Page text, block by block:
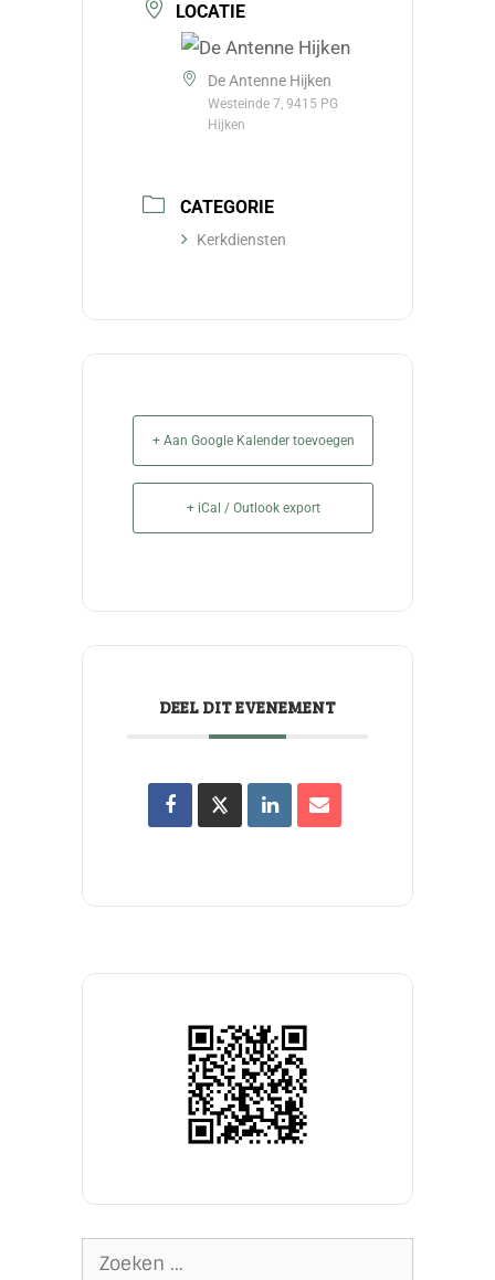
LOCATIE
De Antenne Hijken
Westeinde 7, 9415 PG
Hijken
CATEGORIE
Kerkdiensten
+ Aan Google Kalender toevoegen
+ iCal / Outlook export
DEEL DIT EVENEMENT